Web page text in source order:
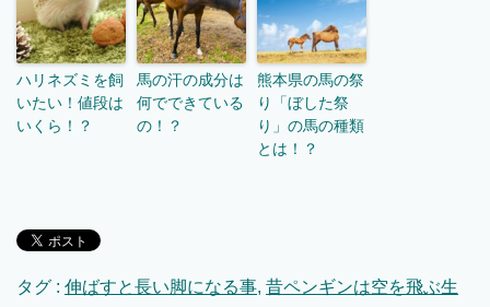
ハリネズミを飼
いたい！値段は
いくら！？
馬の汗の成分は
何でできている
の！？
熊本県の馬の祭
り「ぼした祭
り」の馬の種類
とは！？
タグ : 伸ばすと長い脚になる事, 昔ペンギンは空を飛ぶ生